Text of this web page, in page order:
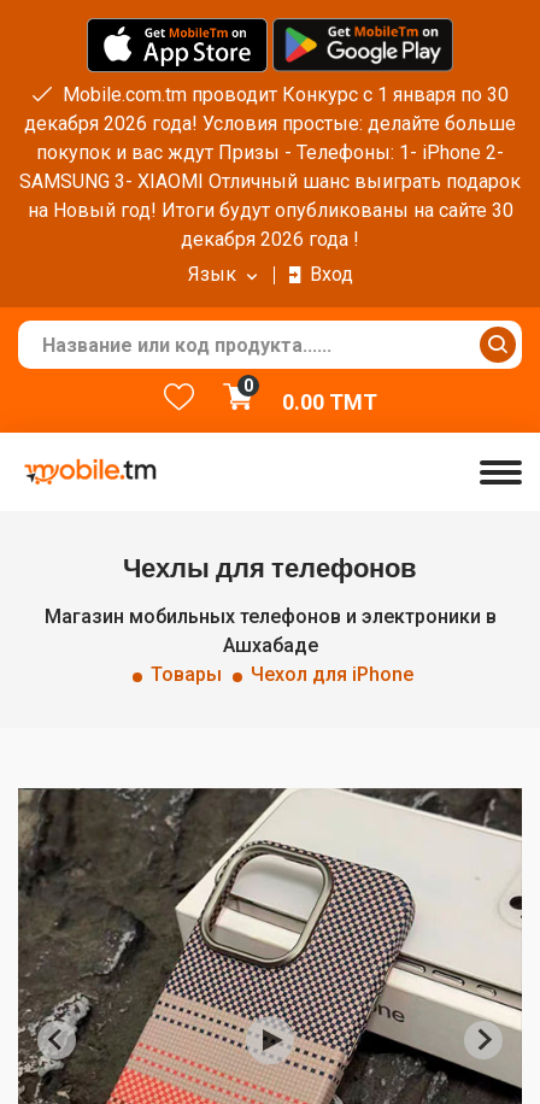
Mobile.com.tm проводит Конкурс с 1 января по 30
декабря 2026 года! Условия простые: делайте больше
покупок и вас ждут Призы - Телефоны: 1- iPhone 2-
SAMSUNG 3- XIAOMI Отличный шанс выиграть подарок
на Новый год! Итоги будут опубликованы на сайте 30
декабря 2026 года !
Язык
Вход
0
0.00TMT
Чехлы для телефонов
Магазин мобильных телефонов и электроники в
Ашхабаде
Товары
Чехол для iPhone